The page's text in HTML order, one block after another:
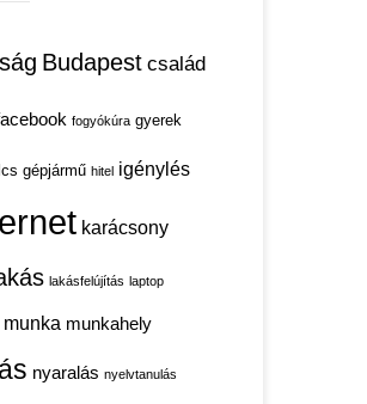
Budapest család
fogyókúra gyerek
gépjármű hitel igénylés
karácsony
lakásfelújítás laptop
munka munkahely
nyaralás nyelvtanulás